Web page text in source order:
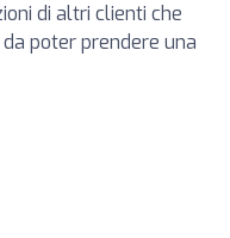
di altri clienti che
poter prendere una